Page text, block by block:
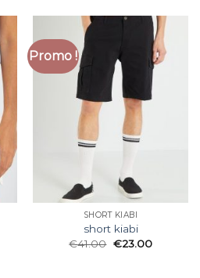
Promo !
SHORT KIABI
short kiabi
€41.00 €23.00